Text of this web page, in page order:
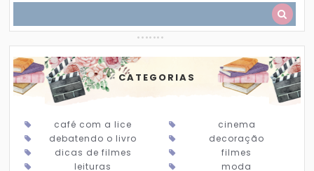
CATEGORIAS
café com a lice
cinema
debatendo o livro
decoração
dicas de filmes
filmes
leituras
moda